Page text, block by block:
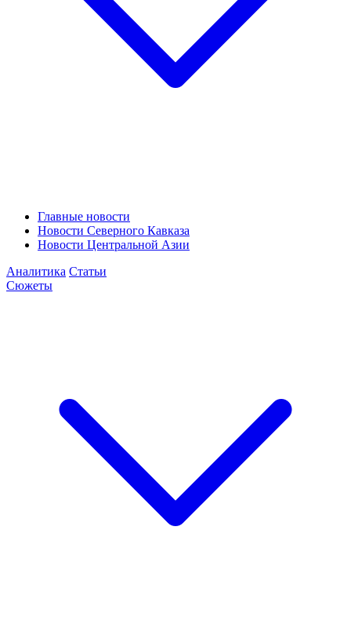
Главные новости
Новости Северного Кавказа
Новости Центральной Азии
Аналитика Статьи
Сюжеты